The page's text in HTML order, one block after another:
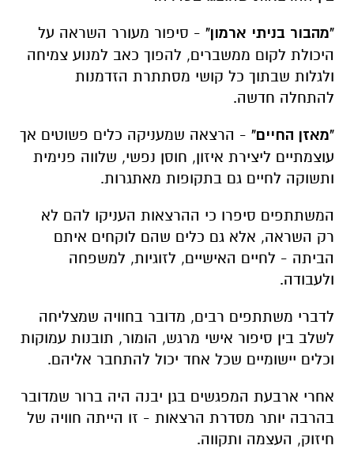
"מהבור בניתי ארמון"
- סיפור מעורר השראה על
היכולת לקום ממשברים, להפוך כאב למנוע צמיחה
ולגלות שבתוך כל קושי מסתתרת הזדמנות
להתחלה חדשה.
"מאזן החיים"
- הרצאה שמעניקה כלים פשוטים אך
עוצמתיים ליצירת איזון, חוסן נפשי, שלווה פנימית
ותשוקה לחיים גם בתקופות מאתגרות.
המשתתפים סיפרו כי ההרצאות העניקו להם לא
רק השראה, אלא גם כלים שהם לוקחים איתם
הביתה - לחיים האישיים, לזוגיות, למשפחה
ולעבודה.
לדברי משתתפים רבים, מדובר בחוויה שמצליחה
לשלב בין סיפור אישי מרגש, הומור, תובנות עמוקות
וכלים יישומיים שכל אחד יכול להתחבר אליהם.
אחרי ארבעת המפגשים בגן יבנה היה ברור שמדובר
בהרבה יותר מסדרת הרצאות - זו הייתה חוויה של
חיזוק, העצמה ותקווה.